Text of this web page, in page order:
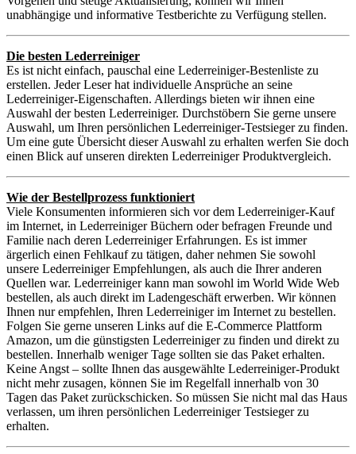
unabhängige und informative Testberichte zu Verfügung stellen.
Die besten Lederreiniger
Es ist nicht einfach, pauschal eine Lederreiniger-Bestenliste zu
erstellen. Jeder Leser hat individuelle Ansprüche an seine
Lederreiniger-Eigenschaften. Allerdings bieten wir ihnen eine
Auswahl der besten Lederreiniger. Durchstöbern Sie gerne unsere
Auswahl, um Ihren persönlichen Lederreiniger-Testsieger zu finden.
Um eine gute Übersicht dieser Auswahl zu erhalten werfen Sie doch
einen Blick auf unseren direkten Lederreiniger Produktvergleich.
Wie der Bestellprozess funktioniert
Viele Konsumenten informieren sich vor dem Lederreiniger-Kauf
im Internet, in Lederreiniger Büchern oder befragen Freunde und
Familie nach deren Lederreiniger Erfahrungen. Es ist immer
ärgerlich einen Fehlkauf zu tätigen, daher nehmen Sie sowohl
unsere Lederreiniger Empfehlungen, als auch die Ihrer anderen
Quellen war. Lederreiniger kann man sowohl im World Wide Web
bestellen, als auch direkt im Ladengeschäft erwerben. Wir können
Ihnen nur empfehlen, Ihren Lederreiniger im Internet zu bestellen.
Folgen Sie gerne unseren Links auf die E-Commerce Plattform
Amazon, um die günstigsten Lederreiniger zu finden und direkt zu
bestellen. Innerhalb weniger Tage sollten sie das Paket erhalten.
Keine Angst – sollte Ihnen das ausgewählte Lederreiniger-Produkt
nicht mehr zusagen, können Sie im Regelfall innerhalb von 30
Tagen das Paket zurückschicken. So müssen Sie nicht mal das Haus
verlassen, um ihren persönlichen Lederreiniger Testsieger zu
erhalten.